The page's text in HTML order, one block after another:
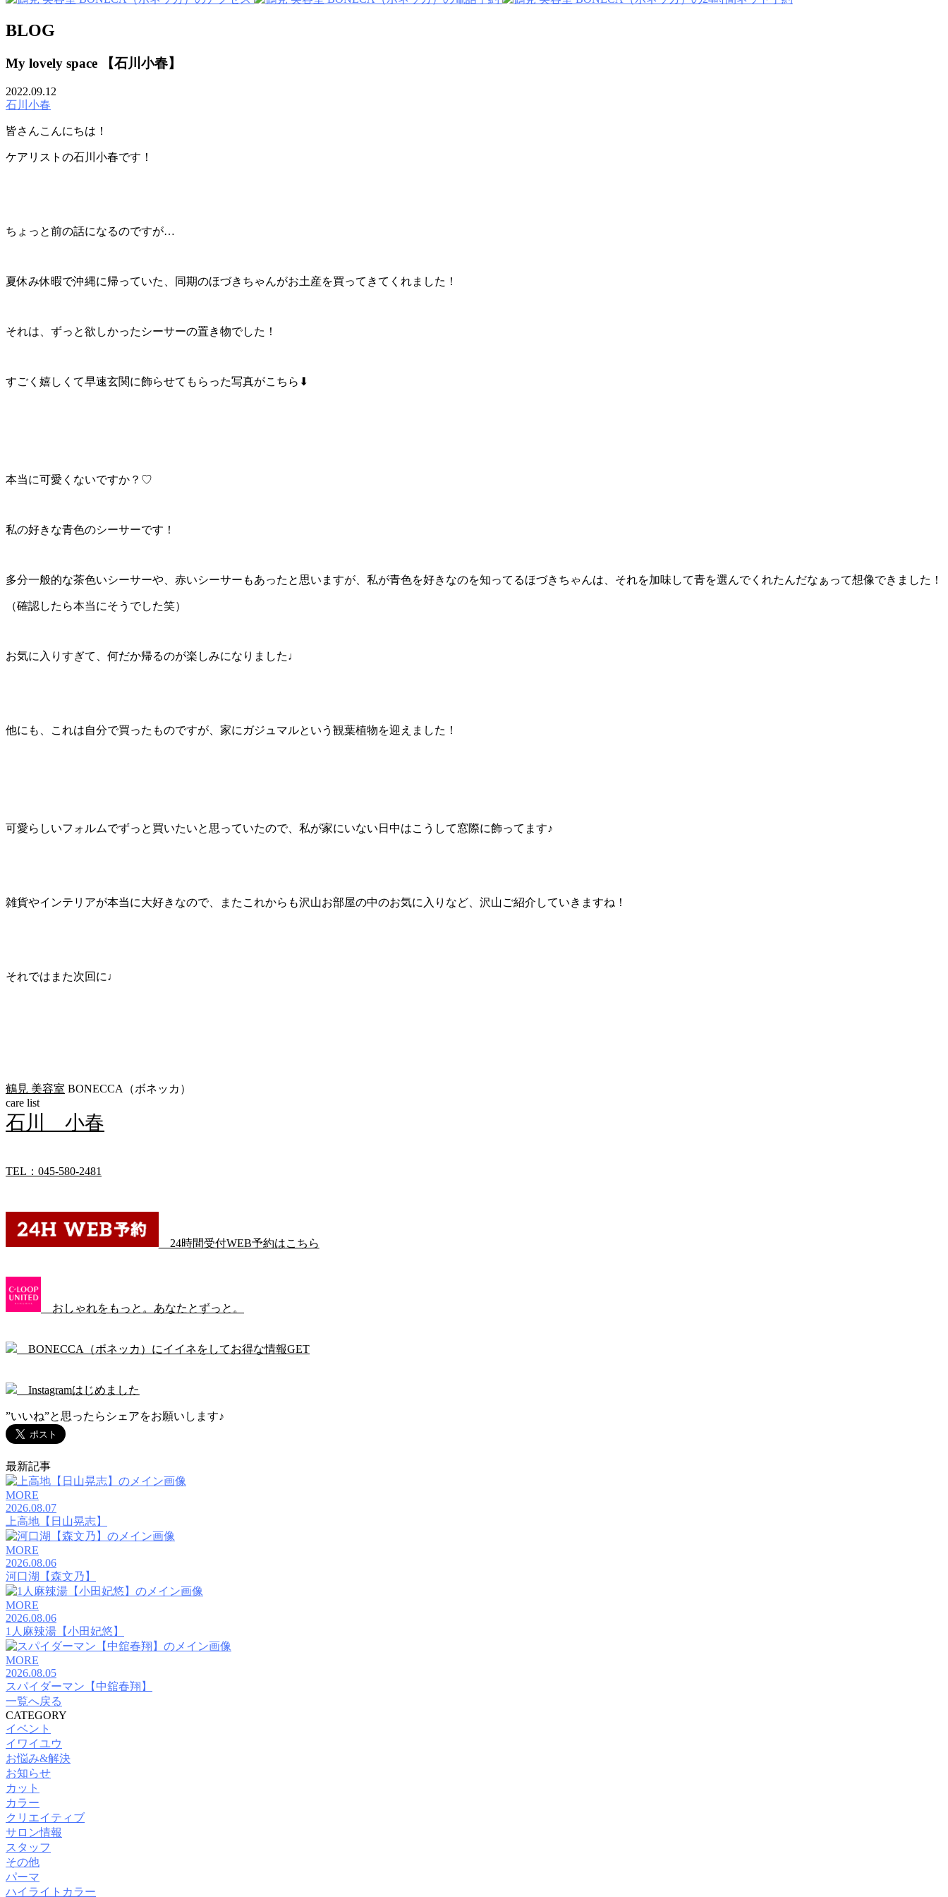
BLOG
My lovely space 【石川小春】
2022.09.12
石川小春
皆さんこんにちは！
ケアリストの石川小春です！
ちょっと前の話になるのですが…
夏休み休暇で沖縄に帰っていた、同期のほづきちゃんがお土産を買ってきてくれました！
それは、ずっと欲しかったシーサーの置き物でした！
すごく嬉しくて早速玄関に飾らせてもらった写真がこちら ⬇︎
本当に可愛くないですか？ ♡
私の好きな青色のシーサーです！
多分一般的な茶色いシーサーや、赤いシーサーもあったと思いますが、私が青色を好きなのを知ってるほづきちゃんは、それを加味して青を選んでくれたんだなぁって想像できました！
（確認したら本当にそうでした笑）
お気に入りすぎて、何だか帰るのが楽しみになりました♩
他にも、これは自分で買ったものですが、家にガジュマルという観葉植物を迎えました！
可愛らしいフォルムでずっと買いたいと思っていたので、私が家にいない日中はこうして窓際に飾ってます♪
雑貨やインテリアが本当に大好きなので、またこれからも沢山お部屋の中のお気に入りなど、沢山ご紹介していきますね！
それではまた次回に♩
鶴見 美容室 BONECCA（ボネッカ）
care list
石川 小春
TEL：045-580-2481
24時間受付WEB予約はこちら
おしゃれをもっと。あなたとずっと。
BONECCA（ボネッカ）にイイネをしてお得な情報GET
Instagramはじめました
”いいね”と思ったらシェアをお願いします♪
最新記事
MORE
2026.08.07
上高地【日山晃志】
MORE
2026.08.06
河口湖【森文乃】
MORE
2026.08.06
1人麻辣湯【小田妃悠】
MORE
2026.08.05
スパイダーマン【中舘春翔】
一覧へ戻る
CATEGORY
イベント
イワイユウ
お悩み&解決
お知らせ
カット
カラー
クリエイティブ
サロン情報
スタッフ
その他
パーマ
ハイライトカラー